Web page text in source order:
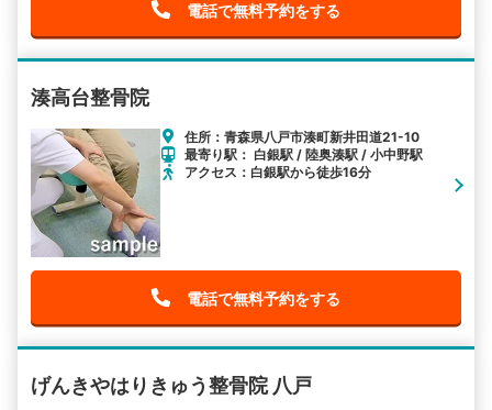
電話で無料予約をする
湊高台整骨院
住所：青森県八戸市湊町新井田道21-10
最寄り駅： 白銀駅 / 陸奥湊駅 / 小中野駅
アクセス：白銀駅から徒歩16分
電話で無料予約をする
げんきやはりきゅう整骨院 八戸